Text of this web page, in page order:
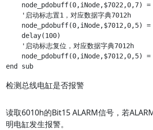
node_pdobuff(0,iNode,$7022,0,7) = ipos		'目标位置，对应数据字
'启动标志置1，对应数据字典7012h
node_pdobuff(0,iNode,$7012,0,5) =
delay(100)
'启动标志复位，对应数据字典7012h
node_pdobuff(0,iNode,$7012,0,5) =
检测总线电缸是否报警
读取6010h的Bit15 ALARM信号，若
明电缸发生报警。